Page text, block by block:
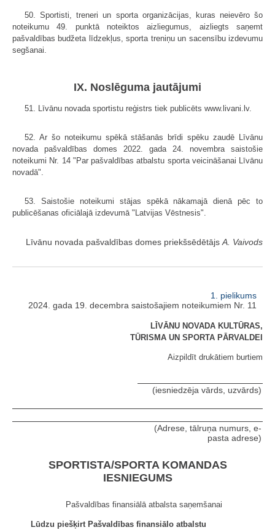
50. Sportisti, treneri un sporta organizācijas, kuras neievēro šo
noteikumu 49. punktā noteiktos aizliegumus, aizliegts saņemt
pašvaldības budžeta līdzekļus, sporta treniņu un sacensību izdevumu
segšanai.
IX. Noslēguma jautājumi
51. Līvānu novada sportistu reģistrs tiek publicēts www.livani.lv.
52. Ar šo noteikumu spēkā stāšanās brīdi spēku zaudē Līvānu
novada pašvaldības domes 2022. gada 24. novembra saistošie
noteikumi Nr. 14 "Par pašvaldības atbalstu sporta veicināšanai Līvānu
novadā".
53. Saistošie noteikumi stājas spēkā nākamajā dienā pēc to
publicēšanas oficiālajā izdevumā "Latvijas Vēstnesis".
Līvānu novada pašvaldības domes priekšsēdētājs A. Vaivods
1. pielikums
2024. gada 19. decembra saistošajiem noteikumiem Nr. 11
LĪVĀNU NOVADA KULTŪRAS,
TŪRISMA UN SPORTA PĀRVALDEI
Aizpildīt drukātiem burtiem
(iesniedzēja vārds, uzvārds)
(Adrese, tālruņa numurs, e-
pasta adrese)
SPORTISTA/SPORTA KOMANDAS
IESNIEGUMS
Pašvaldības finansiālā atbalsta saņemšanai
Lūdzu piešķirt Pašvaldības finansiālo atbalstu